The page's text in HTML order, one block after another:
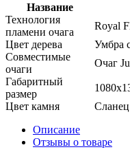
Название
Технология
пламени очага
Royal
Цвет дерева
Умбра
Совместимые
очаги
Очаг
Габаритный
размер
Цвет камня
Описание
Отзывы о товаре